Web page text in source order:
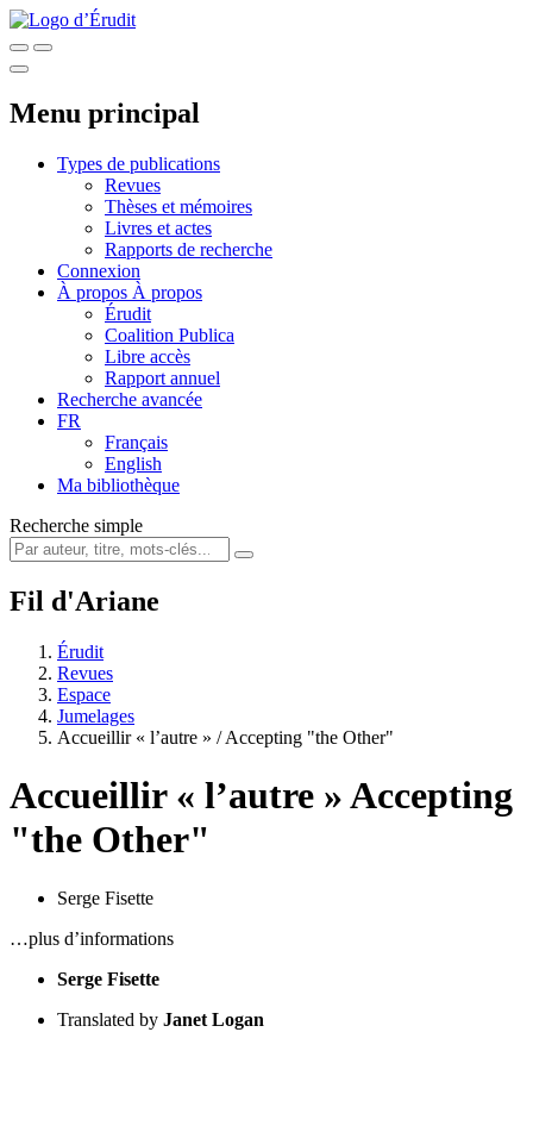
Menu principal
Types de publications
Revues
Thèses et mémoires
Livres et actes
Rapports de recherche
Connexion
À propos À propos
Érudit
Coalition Publica
Libre accès
Rapport annuel
Recherche avancée
FR
Français
English
Ma bibliothèque
Recherche simple
Fil d'Ariane
Érudit
Revues
Espace
Jumelages
Accueillir « l’autre » / Accepting "the Other"
Accueillir « l’autre »Accepting
"the Other"
Serge Fisette
…plus d’informations
Serge Fisette
Translated by Janet Logan